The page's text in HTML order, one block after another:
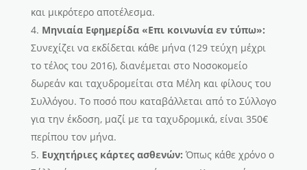
και μικρότερο αποτέλεσμα.
Μηνιαία Εφημερίδα «Επι κοινωνία εν τύπω»:
Συνεχίζει να εκδίδεται κάθε μήνα (129 τεύχη μέχρι
το τέλος του 2016), διανέμεται στο Νοσοκομείο
δωρεάν και ταχυδρομείται στα Μέλη και φίλους του
Συλλόγου. Το ποσό που καταβάλλεται από το Σύλλογο
για την έκδοση, μαζί με τα ταχυδρομικά, είναι 350€
περίπου τον μήνα.
Ευχητήριες κάρτες ασθενών: Όπως κάθε χρόνο ο